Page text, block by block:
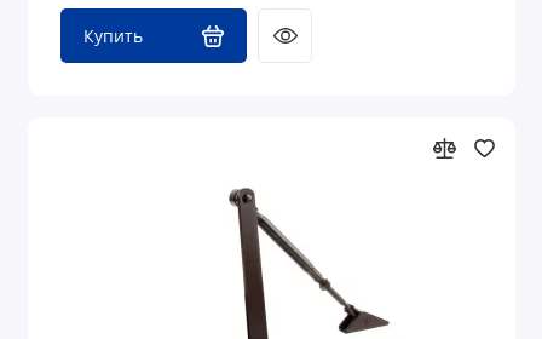
Купить